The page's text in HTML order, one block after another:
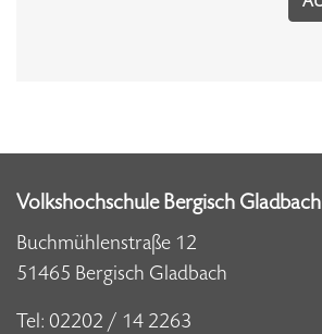
Volkshochschule Bergisch Gladbach
Buchmühlenstraße 12
51465 Bergisch Gladbach
Tel: 02202 / 14 2263